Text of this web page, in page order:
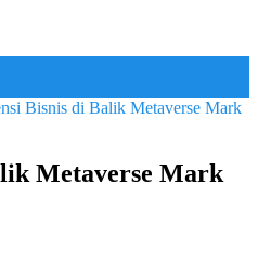
Bisnis di Balik Metaverse Mark
Metaverse Mark